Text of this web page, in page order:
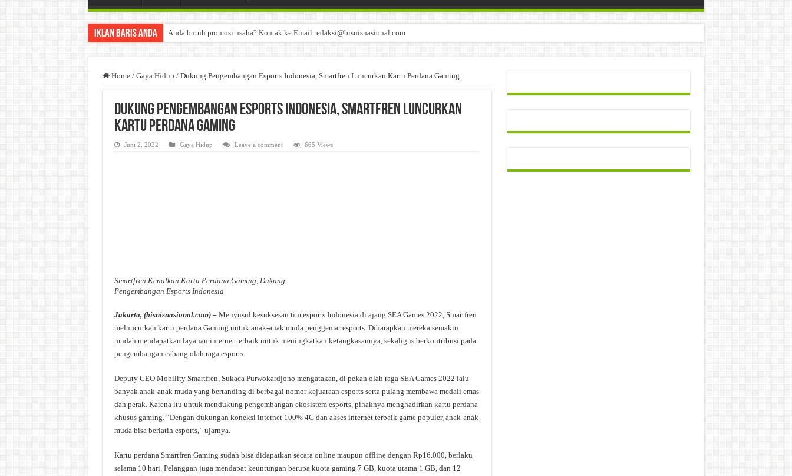
Iklan Baris Anda Anda butuh promosi usaha? Kontak ke Email redaksi@bisnisnasional.com
Home / Gaya Hidup / Dukung Pengembangan Esports Indonesia, Smartfren Luncurkan Kartu Perdana Gaming
Dukung Pengembangan Esports Indonesia, Smartfren Luncurkan
Kartu Perdana Gaming
Juni 2, 2022 Gaya Hidup Leave a comment 665 Views
Smartfren Kenalkan Kartu Perdana Gaming, Dukung
Pengembangan Esports Indonesia
Jakarta, (bisnisnasional.com) – Menyusul kesuksesan tim esports Indonesia di ajang SEA Games 2022, Smartfren
meluncurkan kartu perdana Gaming untuk anak-anak muda penggemar esports. Diharapkan mereka semakin
mudah mendapatkan layanan internet terbaik untuk meningkatkan ketangkasannya, sekaligus berkontribusi pada
pengembangan cabang olah raga esports.
Deputy CEO Mobility Smartfren, Sukaca Purwokardjono mengatakan, di pekan olah raga SEA Games 2022 lalu
banyak anak-anak muda yang bertanding di berbagai nomor kejuaraan esports serta pulang membawa medali emas
dan perak. Karena itu untuk mendukung pengembangan ekosistem esports, pihaknya menghadirkan kartu perdana
khusus gaming. “Dengan dukungan koneksi internet 100% 4G dan akses internet terbaik game populer, anak-anak
muda bisa berlatih esports,” ujarnya.
Kartu perdana Smartfren Gaming sudah bisa didapatkan secara online maupun offline dengan Rp16.000, berlaku
selama 10 hari. Pelanggan juga mendapat keuntungan berupa kuota gaming 7 GB, kuota utama 1 GB, dan 12